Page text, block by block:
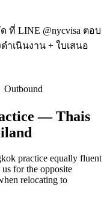
ที่ LINE @nycvisa ตอบ
ำเนินงาน + ใบเสนอ
Outbound
— Thais
practice equally fluent
for the opposite
relocating to